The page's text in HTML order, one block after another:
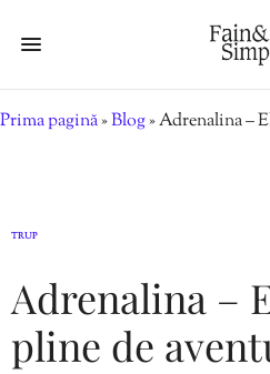
Prima pagină»Blog»Adrenalina –
TRUP
Adrenalina –
pline de